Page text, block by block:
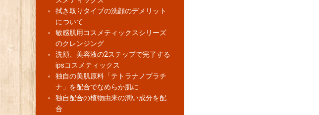
拭き取りタイプの洗顔のデメリット
について
敏感肌用コスメティックスシリーズ
のクレンジング
洗顔、美容液の2ステップで完了する
ipsコスメティックス
独自の美肌原料「テトラナノプラチ
ナ」を配合でなめらか肌に
独自配合の植物由来の潤い成分を配
合